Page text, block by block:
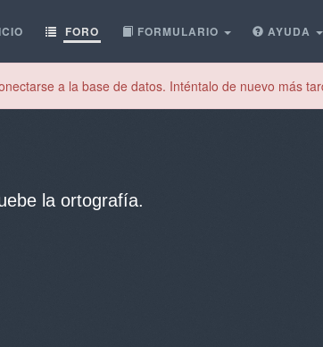
FORO FORMULARIO AYUDA
a la base de datos. Inténtalo de nuevo más
la ortografía.